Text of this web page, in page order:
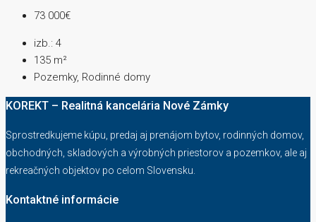
73 000€
izb.: 4
135 m²
Pozemky, Rodinné domy
KOREKT – Realitná kancelária Nové Zámky
Sprostredkujeme kúpu, predaj aj prenájom bytov, rodinných domov,
obchodných, skladových a výrobných priestorov a pozemkov, ale aj
rekreačných objektov po celom Slovensku.
Kontaktné informácie